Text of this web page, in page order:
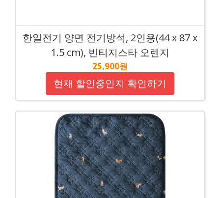
한일전기 양면 전기방석, 2인용(44 x 87 x
1.5 cm), 빈티지스타 오렌지
25,900원
현재 할인중인지 확인하기